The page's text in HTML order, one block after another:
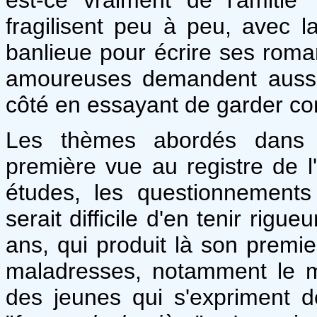
fragilisent peu à peu, avec
banlieue pour écrire ses
amoureuses demandent
côté en essayant de garder
Les thèmes abordés
première vue au registre de
études, les
serait difficile d'en tenir
ans, qui produit là son
maladresses, notamment le
des jeunes qui s'expriment